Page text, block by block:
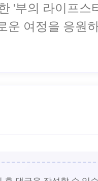
'부의 라이프스
운 여정을 응원